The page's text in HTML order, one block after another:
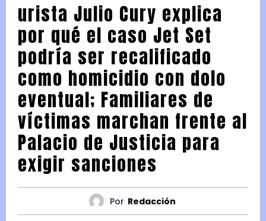
urista Julio Cury explica
por qué el caso Jet Set
podría ser recalificado
como homicidio con dolo
eventual; Familiares de
víctimas marchan frente al
Palacio de Justicia para
exigir sanciones
Por Redacción